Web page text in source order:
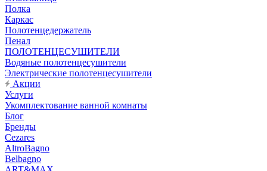
Полка
Каркас
Полотенцедержатель
Пенал
ПОЛОТЕНЦЕСУШИТЕЛИ
Водяные полотенцесушители
Электрические полотенцесушители
Акции
Услуги
Укомплектование ванной комнаты
Блог
Бренды
Cezares
AltroBagno
Belbagno